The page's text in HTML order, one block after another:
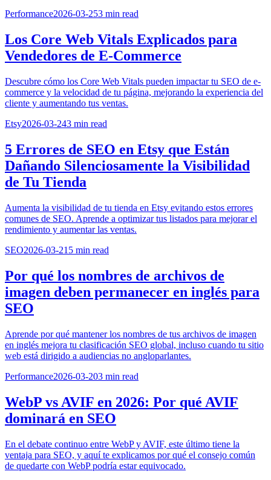
Performance2026-03-253 min read
Los Core Web Vitals Explicados para
Vendedores de E-Commerce
Descubre cómo los Core Web Vitals pueden impactar tu SEO de e-
commerce y la velocidad de tu página, mejorando la experiencia del
cliente y aumentando tus ventas.
Etsy2026-03-243 min read
5 Errores de SEO en Etsy que Están
Dañando Silenciosamente la Visibilidad
de Tu Tienda
Aumenta la visibilidad de tu tienda en Etsy evitando estos errores
comunes de SEO. Aprende a optimizar tus listados para mejorar el
rendimiento y aumentar las ventas.
SEO2026-03-21 5 min read
Por qué los nombres de archivos de
imagen deben permanecer en inglés para
SEO
Aprende por qué mantener los nombres de tus archivos de imagen
en inglés mejora tu clasificación SEO global, incluso cuando tu sitio
web está dirigido a audiencias no angloparlantes.
Performance2026-03-203 min read
WebP vs AVIF en 2026: Por qué AVIF
dominará en SEO
En el debate continuo entre WebP y AVIF, este último tiene la
ventaja para SEO, y aquí te explicamos por qué el consejo común
de quedarte con WebP podría estar equivocado.